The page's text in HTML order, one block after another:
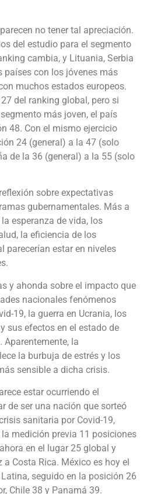
no tener tal apreciación.
del estudio para el segmento
cambia, y Lituania, Serbia
países con los jóvenes más
muchos estados europeos.
del ranking global, pero si
más joven, el país
48. Con el mismo ejercicio
24 (general) a la 47 (solo
de la 36 (general) a la 55 (solo
sobre expectativas
gubernamentales. Más a
esperanza de vida, los
la eficiencia de los
parecerían estar en niveles
y ahonda sobre el impacto que
nacionales fenómenos
19, la guerra en Ucrania, los
sus efectos en el estado de
Aparentemente, la
la burbuja de estrés y los
sensible a dicha crisis.
estar ocurriendo el
de ser una nación que sorteó
sanitaria por Covid-19,
medición previa 11 posiciones
en el lugar 25 global y
Costa Rica. México es hoy el
seguido en la posición 26
Chile 38 y Panamá 39.